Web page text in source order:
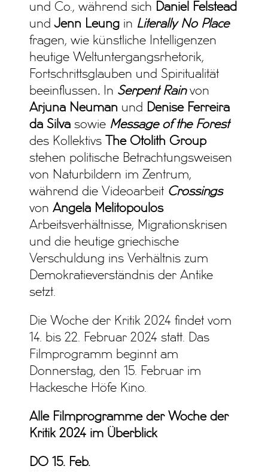
und Co., während sich Daniel Felstead
und Jenn Leung in Literally No Place
fragen, wie künstliche Intelligenzen
heutige Weltuntergangsrhetorik,
Fortschrittsglauben und Spiritualität
beeinflussen. In Serpent Rainvon
Arjuna Neuman und Denise Ferreira
da Silvasowie Message of the Forest
des Kollektivs
The Otolith Group
stehen politische Betrachtungsweisen
von Naturbildern im Zentrum,
während die Videoarbeit Crossings
vonAngela Melitopoulos
Arbeitsverhältnisse, Migrationskrisen
und die heutige griechische
Verschuldung ins Verhältnis zum
Demokratieverständnis der Antike
setzt.
Die Woche der Kritik 2024 findet vom
14. bis 22. Februar 2024 statt. Das
Filmprogramm beginnt am
Donnerstag, den 15. Februar im
Hackesche Höfe Kino.
Alle Filmprogramme der Woche der
Kritik 2024 im Überblick
DO 15. Feb.